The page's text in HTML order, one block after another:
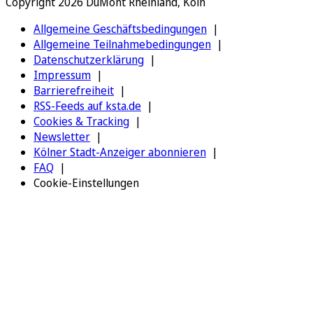
Allgemeine Geschäftsbedingungen
Allgemeine Teilnahmebedingungen
Datenschutzerklärung
Impressum
Barrierefreiheit
RSS-Feeds auf ksta.de
Cookies & Tracking
Newsletter
Kölner Stadt-Anzeiger abonnieren
FAQ
Cookie-Einstellungen